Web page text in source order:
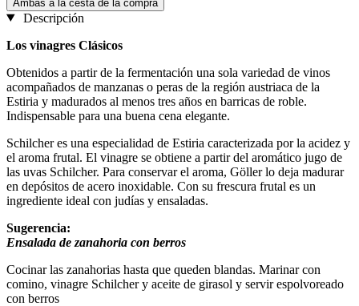
Ambas a la cesta de la compra
Descripción
Los vinagres Clásicos
Obtenidos a partir de la fermentación una sola variedad de vinos
acompañados de manzanas o peras de la región austriaca de la
Estiria y madurados al menos tres años en barricas de roble.
Indispensable para una buena cena elegante.
Schilcher es una especialidad de Estiria caracterizada por la acidez y
el aroma frutal. El vinagre se obtiene a partir del aromático jugo de
las uvas Schilcher. Para conservar el aroma, Göller lo deja madurar
en depósitos de acero inoxidable. Con su frescura frutal es un
ingrediente ideal con judías y ensaladas.
Sugerencia:
Ensalada de zanahoria con berros
Cocinar las zanahorias hasta que queden blandas. Marinar con
comino, vinagre Schilcher y aceite de girasol y servir espolvoreado
con berros